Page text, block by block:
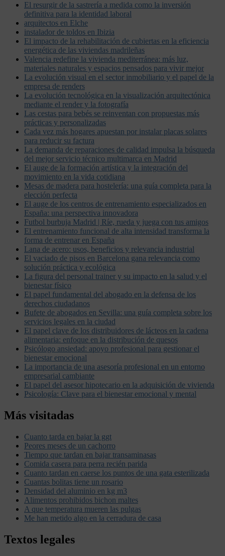
El resurgir de la sastrería a medida como la inversión
definitiva para la identidad laboral
arquitectos en Elche
instalador de toldos en Ibizia
El impacto de la rehabilitación de cubiertas en la eficiencia
energética de las viviendas madrileñas
Valencia redefine la vivienda mediterránea: más luz,
materiales naturales y espacios pensados para vivir mejor
La evolución visual en el sector inmobiliario y el papel de la
empresa de renders
La evolución tecnológica en la visualización arquitectónica
mediante el render y la fotografía
Las cestas para bebés se reinventan con propuestas más
prácticas y personalizadas
Cada vez más hogares apuestan por instalar placas solares
para reducir su factura
La demanda de reparaciones de calidad impulsa la búsqueda
del mejor servicio técnico multimarca en Madrid
El auge de la formación artística y la integración del
movimiento en la vida cotidiana
Mesas de madera para hostelería: una guía completa para la
elección perfecta
El auge de los centros de entrenamiento especializados en
España: una perspectiva innovadora
Futbol burbuja Madrid | Ríe, rueda y juega con tus amigos
El entrenamiento funcional de alta intensidad transforma la
forma de entrenar en España
Lana de acero: usos, beneficios y relevancia industrial
El vaciado de pisos en Barcelona gana relevancia como
solución práctica y ecológica
La figura del personal trainer y su impacto en la salud y el
bienestar físico
El papel fundamental del abogado en la defensa de los
derechos ciudadanos
Bufete de abogados en Sevilla: una guía completa sobre los
servicios legales en la ciudad
El papel clave de los distribuidores de lácteos en la cadena
alimentaria: enfoque en la distribución de quesos
Psicólogo ansiedad: apoyo profesional para gestionar el
bienestar emocional
La importancia de una asesoría profesional en un entorno
empresarial cambiante
El papel del asesor hipotecario en la adquisición de vivienda
Psicología: Clave para el bienestar emocional y mental
Más visitadas
Cuanto tarda en bajar la ggt
Peores meses de un cachorro
Tiempo que tardan en bajar transaminasas
Comida casera para perra recién parida
Cuanto tardan en caerse los puntos de una gata esterilizada
Cuantas bolitas tiene un rosario
Densidad del aluminio en kg m3
Alimentos prohibidos bichon maltes
A que temperatura mueren las pulgas
Me han metido algo en la cerradura de casa
Textos legales